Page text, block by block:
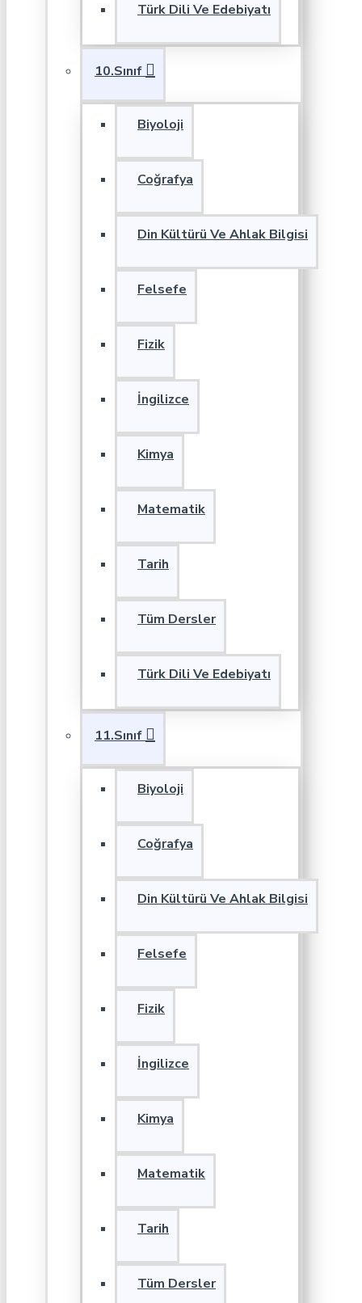
Türk Dili Ve Edebiyatı
10.Sınıf
Biyoloji
Coğrafya
Din Kültürü Ve Ahlak Bilgisi
Felsefe
Fizik
İngilizce
Kimya
Matematik
Tarih
Tüm Dersler
Türk Dili Ve Edebiyatı
11.Sınıf
Biyoloji
Coğrafya
Din Kültürü Ve Ahlak Bilgisi
Felsefe
Fizik
İngilizce
Kimya
Matematik
Tarih
Tüm Dersler